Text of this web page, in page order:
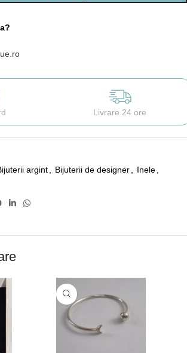
Livrare 24 ore
argint Bijuterii de designer Inele